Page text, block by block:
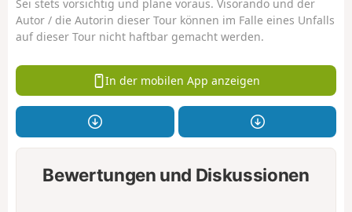
Sei stets vorsichtig und plane voraus. Visorando und der
Autor / die Autorin dieser Tour können im Falle eines Unfalls
auf dieser Tour nicht haftbar gemacht werden.
In der mobilen App anzeigen
Bewertungen und Diskussionen